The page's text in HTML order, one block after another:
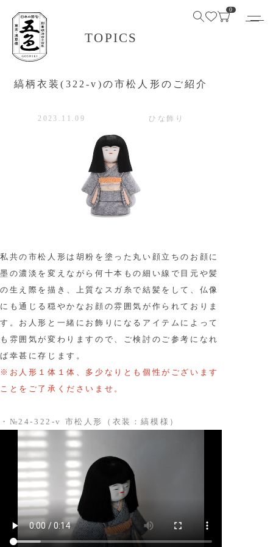
0
TOPICS
縞柄衣装(322-v)の市松人形のご紹介
2023.11.09 ひな飾り
私共の市松人形は胡粉を塗った丸い顔立ちのお顔に
墨の濃淡を変えながら何十本もの細い線で目元や髪
の生え際を描き、上質なスガ糸で結髪をして、仏像
にも通じる穏やかなお顔の雰囲気が作られておりま
す。お人形と一緒にお飾りになるアイテムによって
も雰囲気が変わりますので、ご検討のご参考になれ
ば幸甚に存じます。
※お人形１体１体、多少なりとも個性がございます
ことをご了承くださいませ。
・№24-322-v 市松人形（衣装：縞模様）